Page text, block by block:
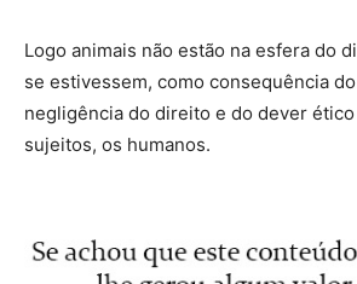
Logo animais não estão na esfera do
se estivessem, como consequência
negligência do direito e do dever
sujeitos, os humanos.